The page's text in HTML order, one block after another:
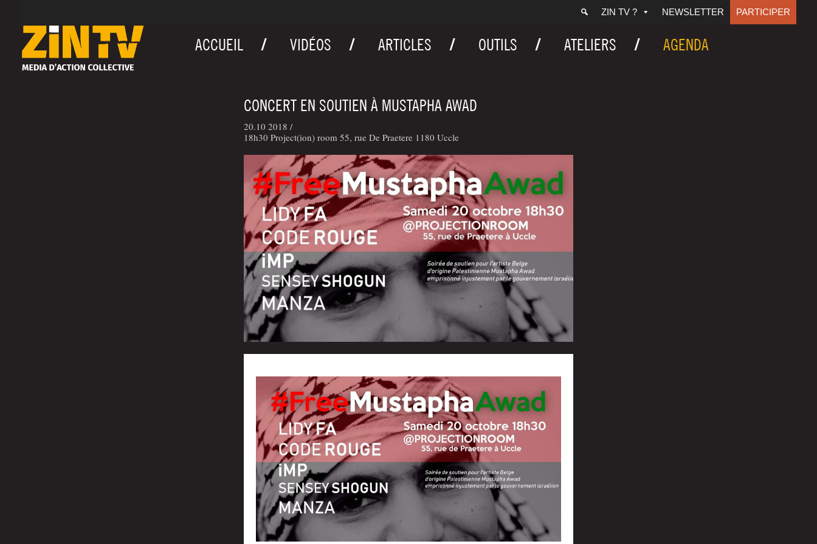
ZIN TV ? NEWSLETTER PARTICIPER
ACCUEIL VIDÉOS ARTICLES OUTILS ATELIERS AGENDA
CONCERT EN SOUTIEN À MUSTAPHA AWAD
20.10 2018 /
18h30 Project(ion) room 55, rue De Praetere 1180 Uccle